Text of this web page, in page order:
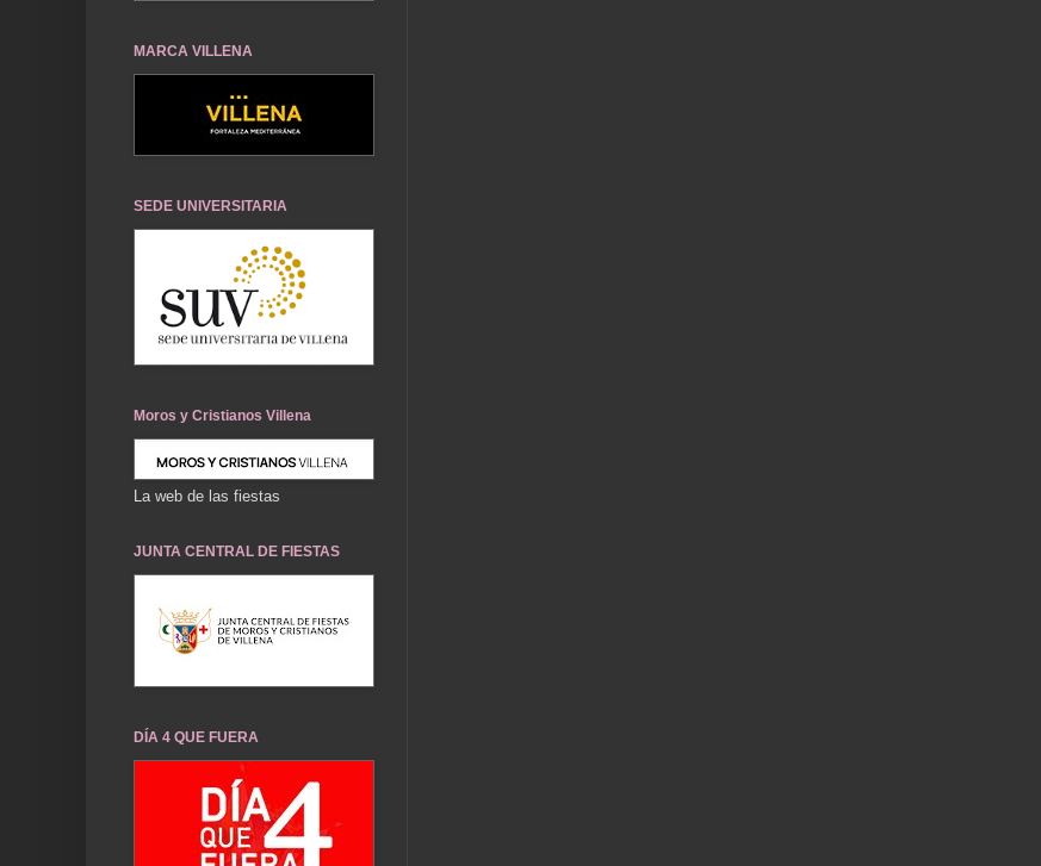
MARCA VILLENA
SEDE UNIVERSITARIA
Moros y Cristianos Villena
La web de las fiestas
JUNTA CENTRAL DE FIESTAS
DÍA 4 QUE FUERA